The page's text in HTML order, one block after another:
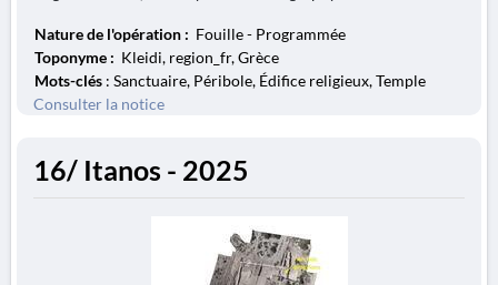
Nature de l'opération : Fouille - Programmée
Toponyme : Kleidi, region_fr, Grèce
Mots-clés : Sanctuaire, Péribole, Édifice religieux, Temple
Consulter la notice
16/ Itanos - 2025